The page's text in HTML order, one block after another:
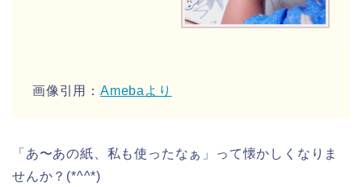
画像引用： Amebaより
「あ〜あの紙、私も使ったなぁ」って懐かしくなりま
せんか？(*^^*)